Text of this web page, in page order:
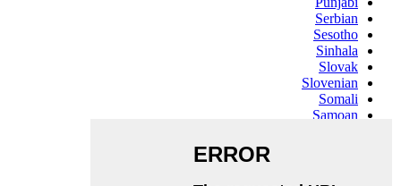
Serbian
Sesotho
Sinhala
Slovak
Slovenian
Somali
Samoan